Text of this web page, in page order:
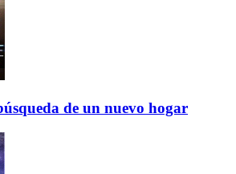
de un nuevo hogar